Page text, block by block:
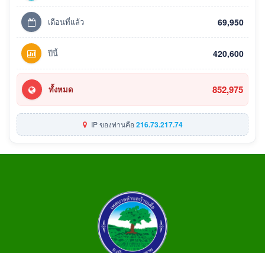
เดือนที่แล้ว 69,950
ปีนี้ 420,600
ทั้งหมด 852,975
IP ของท่านคือ216.73.217.74